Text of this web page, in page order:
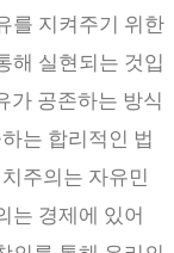
를 지켜주기 위한
해 실현되는 것입
가 공존하는 방식
는 합리적인 법
치주의는 자유민
는 경제에 있어